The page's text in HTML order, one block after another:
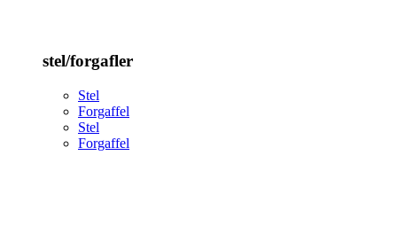
stel/forgafler
Stel
Forgaffel
Stel
Forgaffel